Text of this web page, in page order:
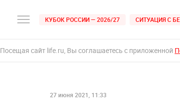
КУБОК РОССИИ — 2026/27 СИТУАЦИЯ С
Посещая сайт life.ru, Вы соглашаетесь с приложенной
27 июня 2021, 11:33